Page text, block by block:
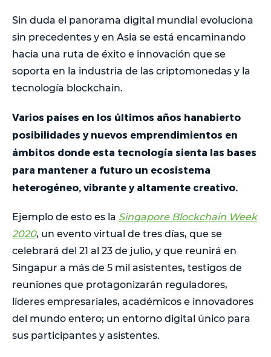
Sin duda el panorama digital mundial evoluciona
sin precedentes y en Asia se está encaminando
hacia una ruta de éxito e innovación que se
soporta en la industria de las criptomonedas y la
tecnología blockchain.
Varios países en los últimos años hanabierto
posibilidades y nuevos emprendimientos en
ámbitos donde esta tecnología sienta las bases
para mantener a futuro un ecosistema
heterogéneo, vibrante y altamente creativo.
Ejemplo de esto es la Singapore Blockchain Week
2020, un evento virtual de tres días, que se
celebrará del 21 al 23 de julio, y que reunirá en
Singapur a más de 5 mil asistentes, testigos de
reuniones que protagonizarán reguladores,
líderes empresariales, académicos e innovadores
del mundo entero; un entorno digital único para
sus participantes y asistentes.